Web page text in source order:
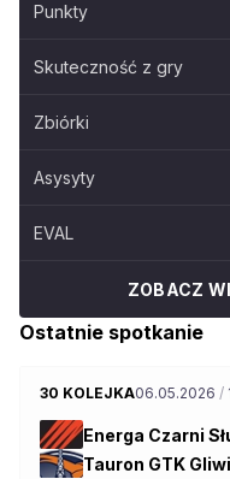
Punkty
Skuteczność z gry
Zbiórki
Asysyty
EVAL
ZOBACZ
Ostatnie spotkanie
30 KOLEJKA06.05.2026 /
Energa Czarni
Tauron GTK